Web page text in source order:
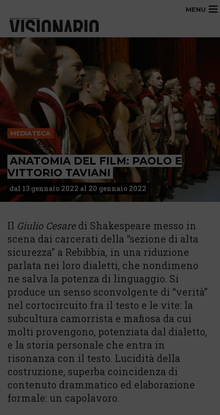
MENU
MEDIATECA
ANATOMIA DEL FILM: PAOLO E
VITTORIO TAVIANI
dal 13 gennaio 2022 al 20 gennaio 2022
Il Giulio Cesaredi Shakespeare messo in
scena dai carcerati della “sezione di alta
sicurezza” a Rebibbia, in una riduzione
parlata nei loro dialetti, che nondimeno
ne salva la potenza di linguaggio. Si
produce un senso sconvolgente di “verità”
nel cortocircuito fra il testo e le vite: la
subcultura camorrista e mafiosa da cui
molti provengono, potenziata dal dialetto,
e la storia personale che entra in
risonanza con il testo. Lucidità della
costruzione, superba coincidenza di
contenuto drammatico ed elaborazione
formale: un capolavoro.